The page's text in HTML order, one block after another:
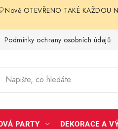
OTEVŘENO TAKÉ KAŽDOU
Podmínky ochrany osobních údajů
PARTY DEKORACE A